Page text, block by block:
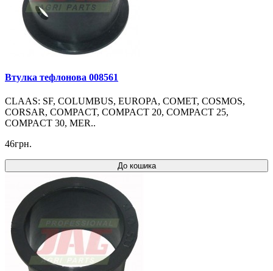
Втулка тефлонова 008561
CLAAS: SF, COLUMBUS, EUROPA, COMET, COSMOS,
CORSAR, COMPACT, COMPACT 20, COMPACT 25,
COMPACT 30, MER..
46грн.
До кошика